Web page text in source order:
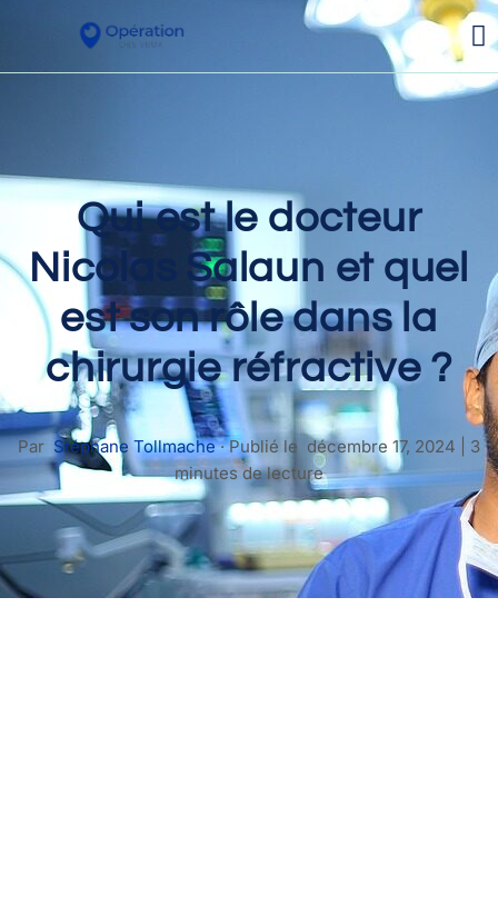
Qui est le docteur
Nicolas Salaun et quel
est son rôle dans la
chirurgie réfractive ?
Par Stéphane Tollmache· Publié le décembre 17, 2024
3
minutes de lecture